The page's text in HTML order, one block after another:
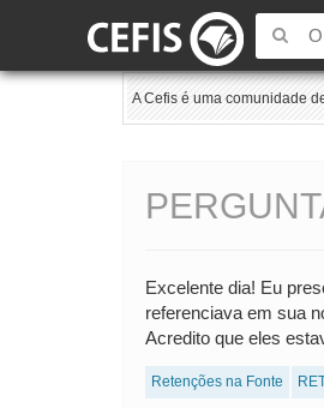
A Cefis é uma comunidade
Excelente dia! Eu
referenciava em sua
Acredito que eles
Retenções na Fonte